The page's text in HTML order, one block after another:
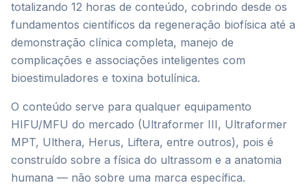
totalizando 12 horas de conteúdo, cobrindo desde os
fundamentos científicos da regeneração biofísica até a
demonstração clínica completa, manejo de
complicações e associações inteligentes com
bioestimuladores e toxina botulínica.
O conteúdo serve para qualquer equipamento
HIFU/MFU do mercado (Ultraformer III, Ultraformer
MPT, Ulthera, Herus, Liftera, entre outros), pois é
construído sobre a física do ultrassom e a anatomia
humana — não sobre uma marca específica.